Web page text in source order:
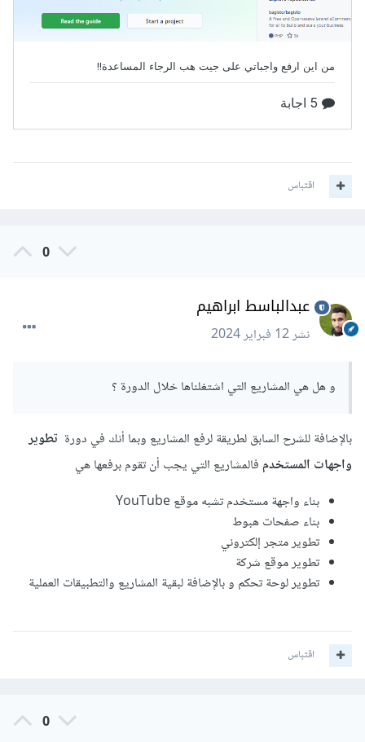
اقتباس
0
عبدالباسط ابراهيم
نشر12 فبراير 2024
و هل هي المشاريع التي اشتغلناها خلال الدورة ؟
بالإضافة للشرح السابق لطريقة لرفع المشاريع وبما أنك في دورة تطوير
واجهات المستخدمفالمشاريع التي يجب أن تقوم برفعها هي
بناء واجهة مستخدم تشبه موقع YouTube
بناء صفحات هبوط
تطوير متجر إلكتروني
تطوير موقع شركة
تطوير لوحة تحكم و بالإضافة لبقية المشاريع والتطبيقات العملية
اقتباس
0